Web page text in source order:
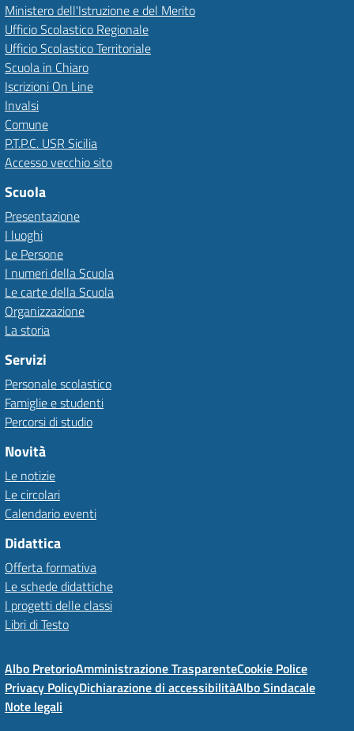
Ministero dell'Istruzione e del Merito
Ufficio Scolastico Regionale
Ufficio Scolastico Territoriale
Scuola in Chiaro
Iscrizioni On Line
Invalsi
Comune
P.T.P.C. USR Sicilia
Accesso vecchio sito
Scuola
Presentazione
I luoghi
Le Persone
I numeri della Scuola
Le carte della Scuola
Organizzazione
La storia
Servizi
Personale scolastico
Famiglie e studenti
Percorsi di studio
Novità
Le notizie
Le circolari
Calendario eventi
Didattica
Offerta formativa
Le schede didattiche
I progetti delle classi
Libri di Testo
Albo PretorioAmministrazione TrasparenteCookie Police
Privacy PolicyDichiarazione di accessibilitàAlbo Sindacale
Note legali